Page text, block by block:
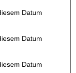
Datum
Datum
Datum